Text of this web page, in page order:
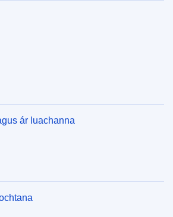
ár luachanna